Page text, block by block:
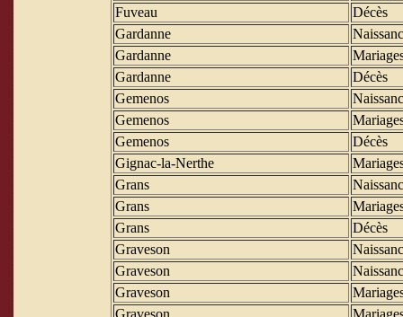
Fuveau
Décès
Gardanne
Gardanne
Gardanne
Décès
Gemenos
Gemenos
Gemenos
Décès
Gignac-la-Nerthe
Grans
Grans
Grans
Décès
Graveson
Graveson
Graveson